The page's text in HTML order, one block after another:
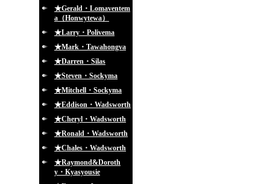
★Gerald・Lomaventem
a（Honwytewa）
★Larry・Polivema
★Mark・Tawahongva
★Darren・Silas
★Steven・Sockyma
★Mitchell・Sockyma
★Eddison・Wadsworth
★Cheryl・Wadsworth
★Ronald・Wadsworth
★Chales・Wadsworth
★Raymond&Doroth
y・Kyasyousie